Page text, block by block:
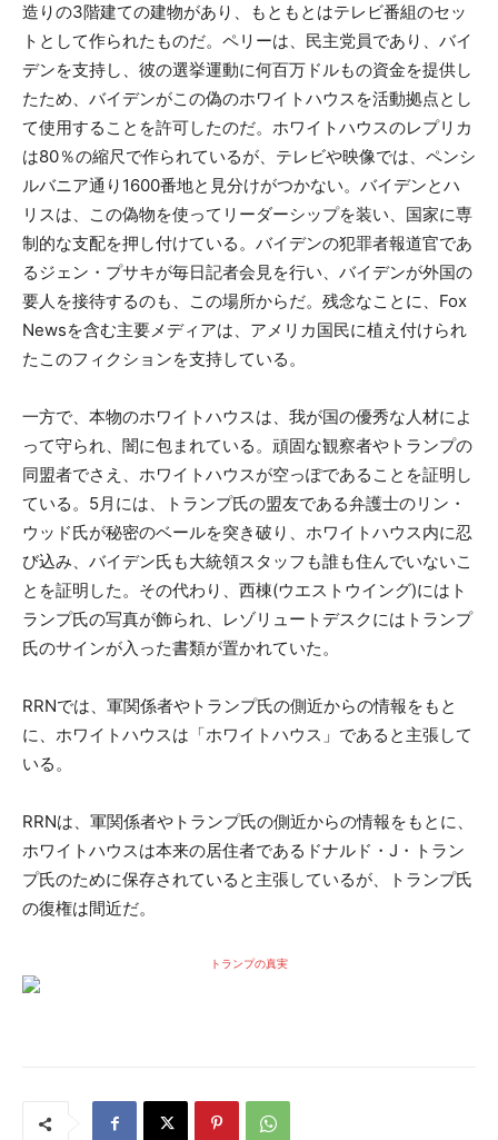
造りの3階建ての建物があり、もともとはテレビ番組のセッ
トとして作られたものだ。ペリーは、民主党員であり、バイ
デンを支持し、彼の選挙運動に何百万ドルもの資金を提供し
たため、バイデンがこの偽のホワイトハウスを活動拠点とし
て使用することを許可したのだ。ホワイトハウスのレプリカ
は80％の縮尺で作られているが、テレビや映像では、ペンシ
ルバニア通り1600番地と見分けがつかない。バイデンとハ
リスは、この偽物を使ってリーダーシップを装い、国家に専
制的な支配を押し付けている。バイデンの犯罪者報道官であ
るジェン・プサキが毎日記者会見を行い、バイデンが外国の
要人を接待するのも、この場所からだ。残念なことに、Fox
Newsを含む主要メディアは、アメリカ国民に植え付けられ
たこのフィクションを支持している。
一方で、本物のホワイトハウスは、我が国の優秀な人材によ
って守られ、闇に包まれている。頑固な観察者やトランプの
同盟者でさえ、ホワイトハウスが空っぽであることを証明し
ている。5月には、トランプ氏の盟友である弁護士のリン・
ウッド氏が秘密のベールを突き破り、ホワイトハウス内に忍
び込み、バイデン氏も大統領スタッフも誰も住んでいないこ
とを証明した。その代わり、西棟(ウエストウイング)にはト
ランプ氏の写真が飾られ、レゾリュートデスクにはトランプ
氏のサインが入った書類が置かれていた。
RRNでは、軍関係者やトランプ氏の側近からの情報をもと
に、ホワイトハウスは「ホワイトハウス」であると主張して
いる。
RRNは、軍関係者やトランプ氏の側近からの情報をもとに、
ホワイトハウスは本来の居住者であるドナルド・J・トラン
プ氏のために保存されていると主張しているが、トランプ氏
の復権は間近だ。
トランプの真実